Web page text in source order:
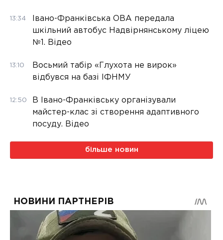
13:34
Івано-Франківська ОВА передала
шкільний автобус Надвірнянському ліцею
№1. Відео
13:10
Восьмий табір «Глухота не вирок»
відбувся на базі ІФНМУ
12:50
В Івано-Франківську організували
майстер-клас зі створення адаптивного
посуду. Відео
більше новин